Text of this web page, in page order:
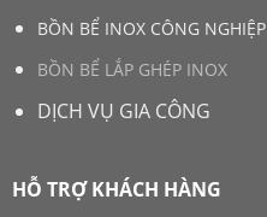
BỒN BỂ INOX CÔNG NGHIỆP
BỒN BỂ LẮP GHÉP INOX
DỊCH VỤ GIA CÔNG
HỖ TRỢ KHÁCH HÀNG